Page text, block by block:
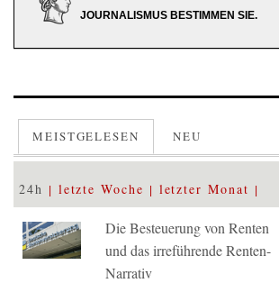
JOURNALISMUS BESTIMMEN SIE.
MEISTGELESEN NEU
24h letzte Woche letzter Monat
Die Besteuerung von Renten
und das irreführende Renten-
Narrativ